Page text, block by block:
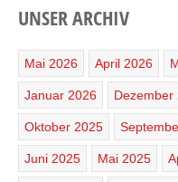
UNSER ARCHIV
Mai 2026 April 2026
Januar 2026 Dezember
Oktober 2025
Juni 2025 Mai 2025